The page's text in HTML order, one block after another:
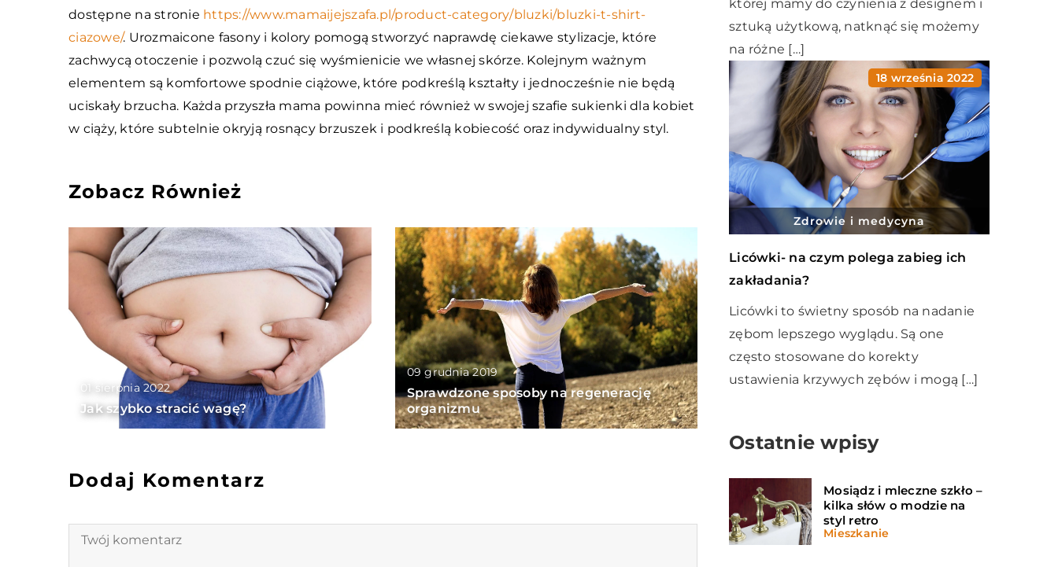
dostępne na stronie https://www.mamaijejszafa.pl/product-category/bluzki/bluzki-t-shirt-
ciazowe/. Urozmaicone fasony i kolory pomogą stworzyć naprawdę ciekawe stylizacje, które
zachwycą otoczenie i pozwolą czuć się wyśmienicie we własnej skórze. Kolejnym ważnym
elementem są komfortowe spodnie ciążowe, które podkreślą kształty i jednocześnie nie będą
uciskały brzucha. Każda przyszła mama powinna mieć również w swojej szafie sukienki dla kobiet
w ciąży, które subtelnie okryją rosnący brzuszek i podkreślą kobiecość oraz indywidualny styl.
Zobacz Również
01 sierpnia 2022
Jak szybko stracić wagę?
09 grudnia 2019
Sprawdzone sposoby na regenerację
organizmu
Dodaj Komentarz
której mamy do czynienia z designem i
sztuką użytkową, natknąć się możemy
na różne […]
18 września 2022
Zdrowie i medycyna
Licówki- na czym polega zabieg ich
zakładania?
Licówki to świetny sposób na nadanie
zębom lepszego wyglądu. Są one
często stosowane do korekty
ustawienia krzywych zębów i mogą […]
Ostatnie wpisy
Mosiądz i mleczne szkło –
kilka słów o modzie na
styl retro
Mieszkanie